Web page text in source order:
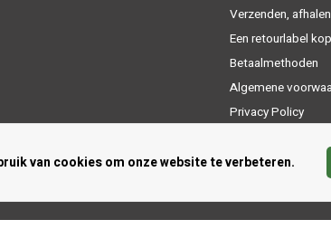
Verzenden,
Een retourlabel
Betaalmethoden
Algemene
Privacy Policy
van cookies om onze website te verbeteren.